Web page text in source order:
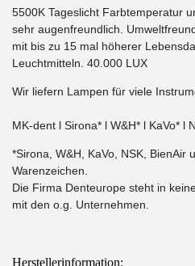
5500K Tageslicht Farbtemperatur
sehr augenfreundlich.
mit bis zu 15 mal höherer
Leuchtmitteln. 40.000 LUX
Wir liefern Lampen für viele
MK-dent l Sirona* l W&H* l KaVo* l
*Sirona, W&H, KaVo, NSK, BienAir
Warenzeichen.
Die Firma Denteurope steht in
mit den o.g. Unternehmen.
Herstellerinformation: